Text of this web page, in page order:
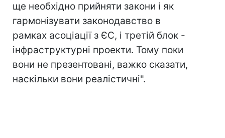
ще необхідно прийняти закони і як
гармонізувати законодавство в
рамках асоціації з ЄС, і третій блок -
інфраструктурні проекти. Тому поки
вони не презентовані, важко сказати,
наскільки вони реалістичні".